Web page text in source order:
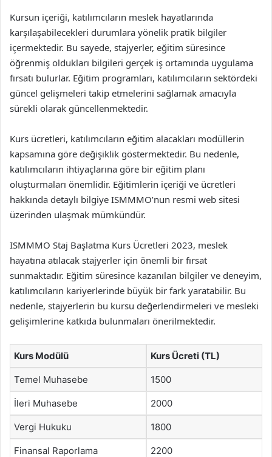
Kursun içeriği, katılımcıların meslek hayatlarında
karşılaşabilecekleri durumlara yönelik pratik bilgiler
içermektedir. Bu sayede, stajyerler, eğitim süresince
öğrenmiş oldukları bilgileri gerçek iş ortamında uygulama
fırsatı bulurlar. Eğitim programları, katılımcıların sektördeki
güncel gelişmeleri takip etmelerini sağlamak amacıyla
sürekli olarak güncellenmektedir.
Kurs ücretleri, katılımcıların eğitim alacakları modüllerin
kapsamına göre değişiklik göstermektedir. Bu nedenle,
katılımcıların ihtiyaçlarına göre bir eğitim planı
oluşturmaları önemlidir. Eğitimlerin içeriği ve ücretleri
hakkında detaylı bilgiye ISMMMO’nun resmi web sitesi
üzerinden ulaşmak mümkündür.
ISMMMO Staj Başlatma Kurs Ücretleri 2023, meslek
hayatına atılacak stajyerler için önemli bir fırsat
sunmaktadır. Eğitim süresince kazanılan bilgiler ve deneyim,
katılımcıların kariyerlerinde büyük bir fark yaratabilir. Bu
nedenle, stajyerlerin bu kursu değerlendirmeleri ve mesleki
gelişimlerine katkıda bulunmaları önerilmektedir.
Kurs Modülü Kurs Ücreti (TL)
Temel Muhasebe 1500
İleri Muhasebe 2000
Vergi Hukuku 1800
Finansal Raporlama 2200